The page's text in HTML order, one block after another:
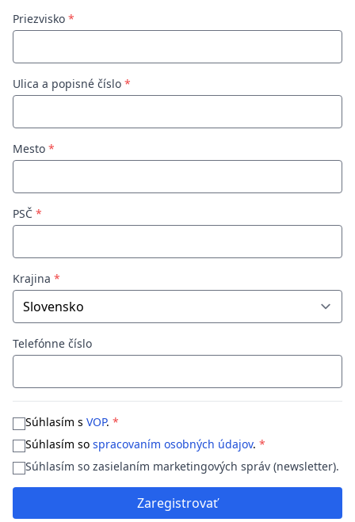
Priezvisko *
Ulica a popisné číslo *
Mesto *
PSČ *
Krajina *
Telefónne číslo
Súhlasím s VOP. *
Súhlasím so spracovaním osobných údajov. *
Súhlasím so zasielaním marketingových správ (newsletter).
Zaregistrovať